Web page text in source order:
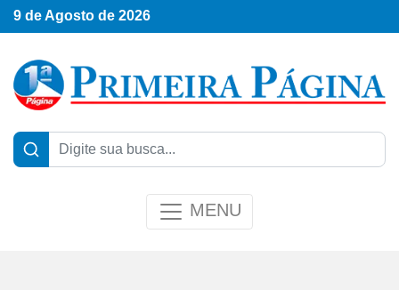
9 de Agosto de 2026
MENU